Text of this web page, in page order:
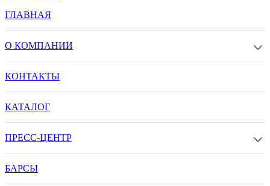
ГЛАВНАЯ
О КОМПАНИИ
КОНТАКТЫ
КАТАЛОГ
ПРЕСС-ЦЕНТР
БАРСЫ